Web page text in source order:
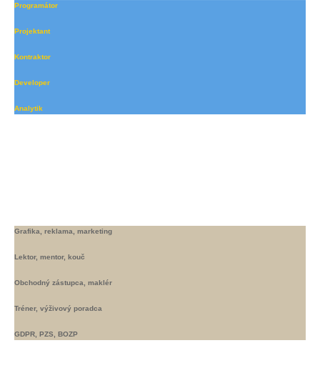
Programátor
Projektant
Kontraktor
Developer
Analytik
Grafika, reklama, marketing
Lektor, mentor, kouč
Obchodný zástupca, maklér
Tréner, výživový poradca
GDPR, PZS, BOZP